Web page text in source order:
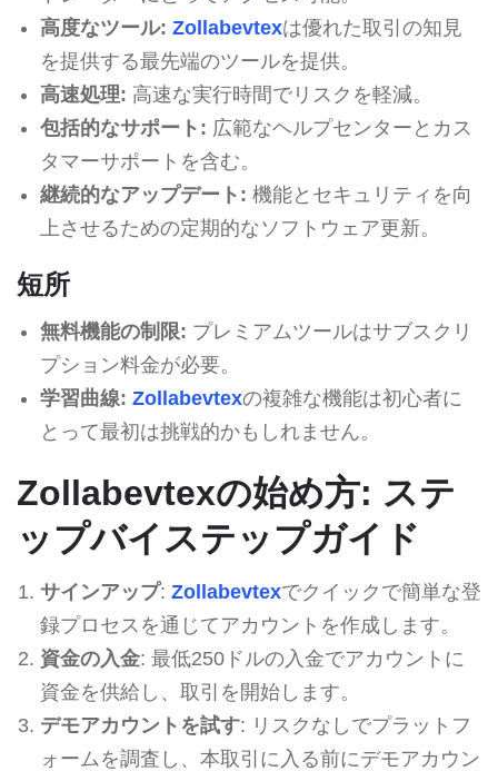
高度なツール: Zollabevtexは優れた取引の知見
を提供する最先端のツールを提供。
高速処理: 高速な実行時間でリスクを軽減。
包括的なサポート: 広範なヘルプセンターとカス
タマーサポートを含む。
継続的なアップデート: 機能とセキュリティを向
上させるための定期的なソフトウェア更新。
短所
無料機能の制限: プレミアムツールはサブスクリ
プション料金が必要。
学習曲線: Zollabevtexの複雑な機能は初心者に
とって最初は挑戦的かもしれません。
Zollabevtexの始め方: ステ
ップバイステップガイド
サインアップ: Zollabevtexでクイックで簡単な登
録プロセスを通じてアカウントを作成します。
資金の入金: 最低250ドルの入金でアカウントに
資金を供給し、取引を開始します。
デモアカウントを試す: リスクなしでプラットフ
ォームを調査し、本取引に入る前にデモアカウン